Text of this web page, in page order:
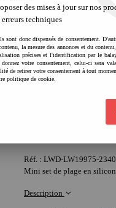
LIEWOOD Set
plein air |
Réf. : LWD-LW19975-2340
Mini set de plage en
Description
des mises à jour sur nos
techniques
sont donc dispensés de consentement.
la mesure des annonces et du
précises et l'identification par le
votre consentement, celui-ci sera
de retirer votre consentement à tout
politique de cookie.